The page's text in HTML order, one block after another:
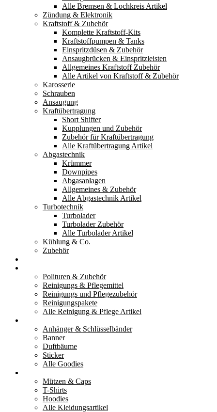
Alle Bremsen & Lochkreis Artikel
Zündung & Elektronik
Kraftstoff & Zubehör
Komplette Kraftstoff-Kits
Kraftstoffpumpen & Tanks
Einspritzdüsen & Zubehör
Ansaugbrücken & Einspritzleisten
Allgemeines Kraftstoff Zubehör
Alle Artikel von Kraftstoff & Zubehör
Karosserie
Schrauben
Ansaugung
Kraftübertragung
Short Shifter
Kupplungen und Zubehör
Zubehör für Kraftübertragung
Alle Kraftübertragung Artikel
Abgastechnik
Krümmer
Downpipes
Abgasanlagen
Allgemeines & Zubehör
Alle Abgastechnik Artikel
Turbotechnik
Turbolader
Turbolader Zubehör
Alle Turbolader Artikel
Kühlung & Co.
Zubehör
Polituren & Zubehör
Reinigungs & Pflegemittel
Reinigungs und Pflegezubehör
Reinigungspakete
Alle Reinigung & Pflege Artikel
Anhänger & Schlüsselbänder
Banner
Duftbäume
Sticker
Alle Goodies
Mützen & Caps
T-Shirts
Hoodies
Alle Kleidungsartikel